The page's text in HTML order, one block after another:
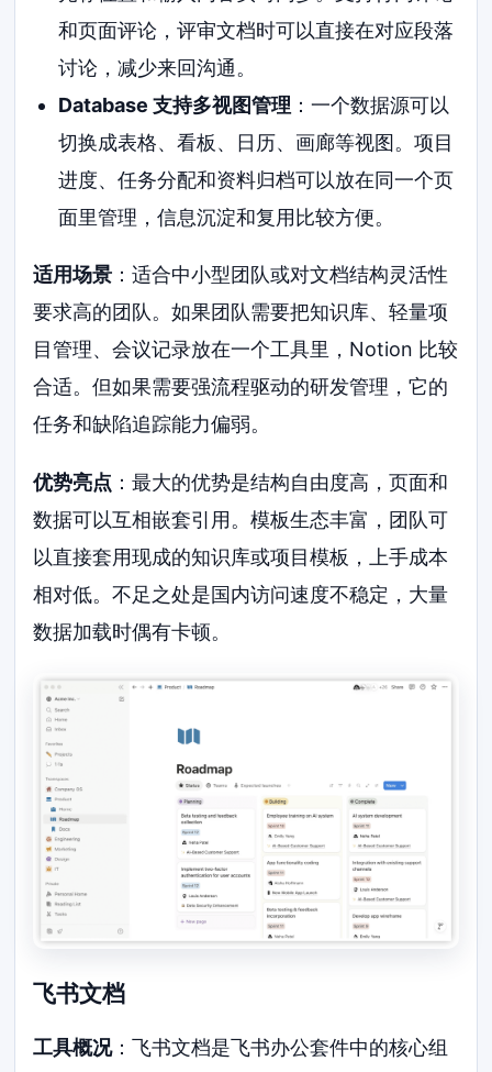
和页面评论，评审文档时可以直接在对应段落
讨论，减少来回沟通。
Database 支持多视图管理 ：一个数据源可以
切换成表格、看板、日历、画廊等视图。项目
进度、任务分配和资料归档可以放在同一个页
面里管理，信息沉淀和复用比较方便。
适用场景 ：适合中小型团队或对文档结构灵活性
要求高的团队。如果团队需要把知识库、轻量项
目管理、会议记录放在一个工具里，Notion 比较
合适。但如果需要强流程驱动的研发管理，它的
任务和缺陷追踪能力偏弱。
优势亮点 ：最大的优势是结构自由度高，页面和
数据可以互相嵌套引用。模板生态丰富，团队可
以直接套用现成的知识库或项目模板，上手成本
相对低。不足之处是国内访问速度不稳定，大量
数据加载时偶有卡顿。
飞书文档
工具概况：飞书文档是飞书办公套件中的核心组